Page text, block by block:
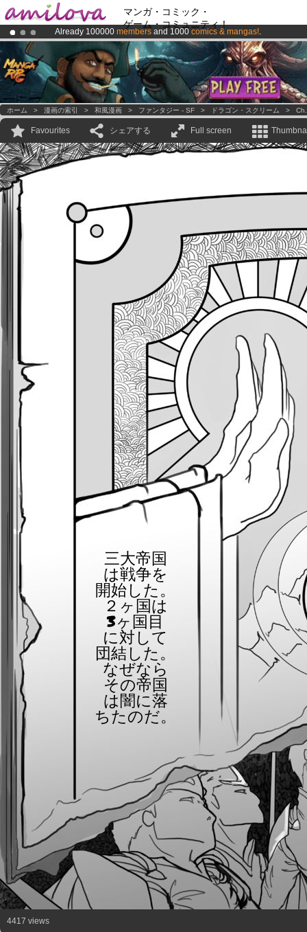
マンガ・コミック・
ゲーム・コミュニティ！
Already 100000 members and 1000 comics & mangas!.
Premium membership from3.95 eurosper month !Get membership
AmilovaKickstarter is now LIVE!.
ホーム > 漫画の索引 > 和風漫画 > ファンタジー - SF > ドラゴン・スクリーム >
Favourites シェアする Full screen
三大帝国
は戦争を
開始した。
２ヶ国は
3ヶ国目
に対して
団結した。
なぜなら
その帝国
は闇に落
ちたのだ。
4417 views